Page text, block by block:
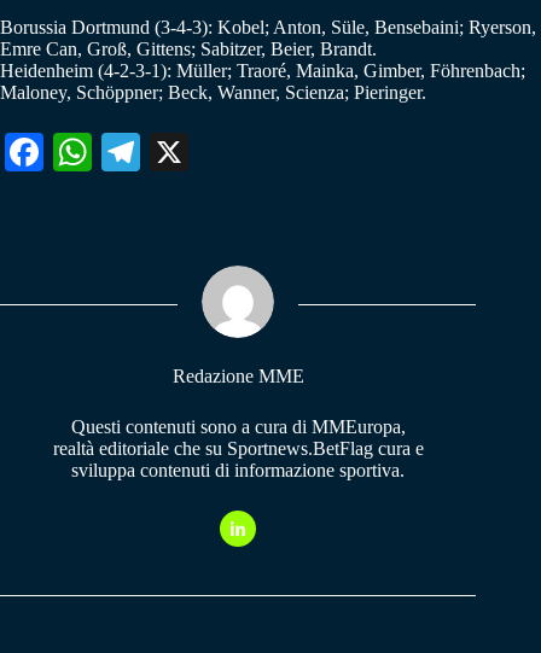
Borussia Dortmund (3-4-3): Kobel; Anton, Süle, Bensebaini; Ryerson,
Emre Can, Groß, Gittens; Sabitzer, Beier, Brandt.
Heidenheim (4-2-3-1): Müller; Traoré, Mainka, Gimber, Föhrenbach;
Maloney, Schöppner; Beck, Wanner, Scienza; Pieringer.
Fa W
pp
Te
m
Redazione MME
Questi contenuti sono a cura di MMEuropa,
realtà editoriale che su Sportnews.BetFlag cura e
sviluppa contenuti di informazione sportiva.